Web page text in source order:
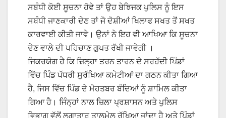
ਸਬੰਧੀ ਕੋਈ ਸੂਚਨਾ ਹੋਵੇ ਤਾਂ ਉਹ ਬੇਝਿਜਕ ਪੁਲਿਸ ਨੂੰ ਇਸ
ਸਬੰਧੀ ਜਾਣਕਾਰੀ ਦੇਣ ਤਾਂ ਜੋ ਦੋਸ਼ੀਆਂ ਖਿਲਾਫ ਸਖਤ ਤੋਂ ਸਖਤ
ਕਾਰਵਾਈ ਕੀਤੀ ਜਾਵੇ। ਉਨਾਂ ਨੇ ਇਹ ਵੀ ਆਖਿਆ ਕਿ ਸੂਚਨਾ
ਦੇਣ ਵਾਲੇ ਦੀ ਪਹਿਚਾਣ ਗੁਪਤ ਰੱਖੀ ਜਾਵੇਗੀ ।
ਜਿਕਰਯੋਗ ਹੈ ਕਿ ਜ਼ਿਲ੍ਹਾ ਤਰਨ ਤਾਰਨ ਦੇ ਸਰਹੱਦੀ ਪਿੰਡਾਂ
ਵਿੱਚ ਪਿੰਡ ਪੱਧਰੀ ਸੁਰੱਖਿਆ ਕਮੇਟੀਆਂ ਦਾ ਗਠਨ ਕੀਤਾ ਗਿਆ
ਹੈ, ਜਿਸ ਵਿੱਚ ਪਿੰਡ ਦੇ ਮੋਹਤਬਰ ਬੰਦਿਆਂ ਨੂੰ ਸ਼ਾਮਿਲ ਕੀਤਾ
ਗਿਆ ਹੈ। ਜਿੰਨ੍ਹਾਂ ਨਾਲ ਜ਼ਿਲਾ ਪ੍ਰਸ਼ਾਸਨ ਅਤੇ ਪੁਲਿਸ
ਵਿਭਾਗ ਵੱਲੋਂ ਲਗਾਤਾਰ ਤਾਲਮੇਲ ਰੱਖਿਆ ਜਾਂਦਾ ਹੈ ਅਤੇ ਪਿੰਡਾਂ